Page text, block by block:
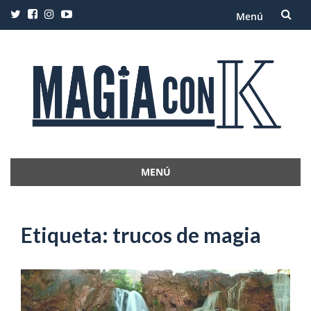
Menú
al
contenido
MENÚ
Etiqueta: trucos de magia